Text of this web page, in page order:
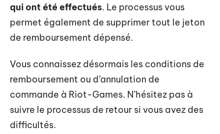
qui ont été effectués. Le processus vous
permet également de supprimer tout le jeton
de remboursement dépensé.
Vous connaissez désormais les conditions de
remboursement ou d’annulation de
commande à Riot-Games. N’hésitez pas à
suivre le processus de retour si vous avez des
difficultés.